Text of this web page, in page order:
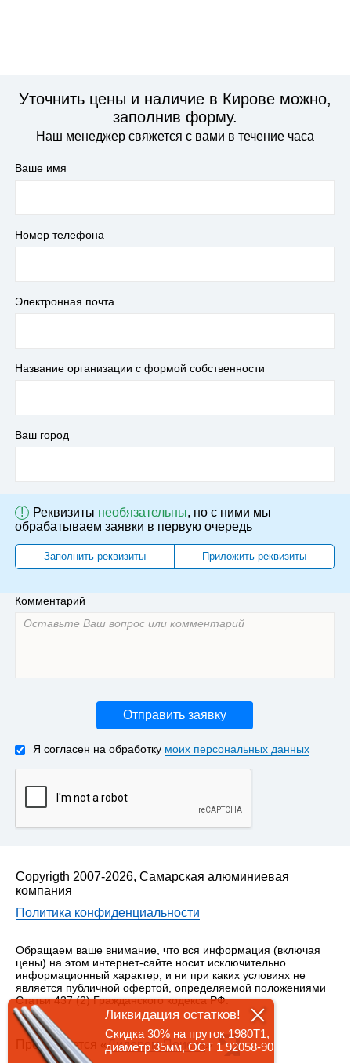
Уточнить цены и наличие в Кирове можно,
заполнив форму.
Наш менеджер свяжется с вами в течение часа
Ваше имя
Номер телефона
Электронная почта
Название организации с формой собственности
Ваш город
! Реквизиты необязательны, но с ними мы
обрабатываем заявки в первую очередь
Заполнить реквизиты Приложить реквизиты
Комментарий
Отправить заявку
Я согласен на обработку моих персональных данных
Copyrigth 2007-2026, Самарская алюминиевая
компания
Политика конфиденциальности
Обращаем ваше внимание, что вся информация (включая
цены) на этом интернет-сайте носит исключительно
информационный характер, и ни при каких условиях не
является публичной офертой, определяемой положениями
Статьи 437 (2) Гражданского кодекса РФ.
Продвигается «Лидером Поиска»
Ликвидация остатков!
Скидка 30% на пруток 1980Т1,
диаметр 35мм, ОСТ 1 92058-90